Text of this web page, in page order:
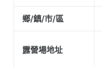
鄉/鎮/市/區
露營場地址